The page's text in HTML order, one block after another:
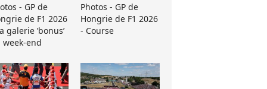
- GP de
de F1 2026
galerie ’bonus’
week-end
Photos - GP de
Hongrie de F1 2026
- Course